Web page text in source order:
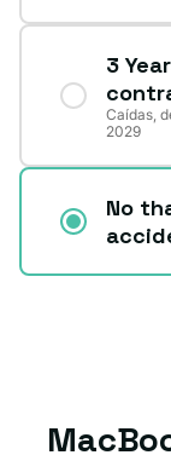
3
Caídas,
2029
No